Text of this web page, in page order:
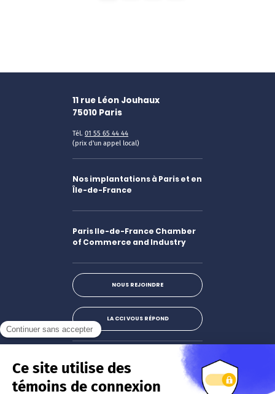
11 rue Léon Jouhaux
75010 Paris
Tél. 01 55 65 44 44
(prix d'un appel local)
Nos implantations à Paris et en
Île-de-France
Paris Ile-de-France Chamber
of Commerce and Industry
NOUS REJOINDRE
LA CCI VOUS RÉPOND
Instagram
S'abonner à la newsletter